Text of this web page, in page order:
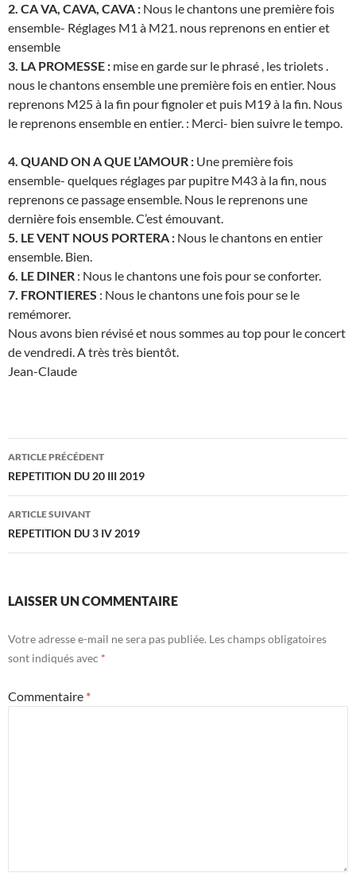
2. CA VA, CAVA, CAVA : Nous le chantons une première fois
ensemble- Réglages M1 à M21. nous reprenons en entier et
ensemble
3. LA PROMESSE : mise en garde sur le phrasé , les triolets .
nous le chantons ensemble une première fois en entier. Nous
reprenons M25 à la fin pour fignoler et puis M19 à la fin. Nous
le reprenons ensemble en entier. : Merci- bien suivre le tempo.
4. QUAND ON A QUE L’AMOUR : Une première fois
ensemble- quelques réglages par pupitre M43 à la fin, nous
reprenons ce passage ensemble. Nous le reprenons une
dernière fois ensemble. C’est émouvant.
5. LE VENT NOUS PORTERA : Nous le chantons en entier
ensemble. Bien.
6. LE DINER : Nous le chantons une fois pour se conforter.
7. FRONTIERES : Nous le chantons une fois pour se le
remémorer.
Nous avons bien révisé et nous sommes au top pour le concert
de vendredi. A très très bientôt.
Jean-Claude
Navigation
des
articles
ARTICLE PRÉCÉDENT
REPETITION DU 20 III 2019
ARTICLE SUIVANT
REPETITION DU 3 IV 2019
LAISSER UN COMMENTAIRE
Votre adresse e-mail ne sera pas publiée. Les champs obligatoires
sont indiqués avec *
Commentaire *